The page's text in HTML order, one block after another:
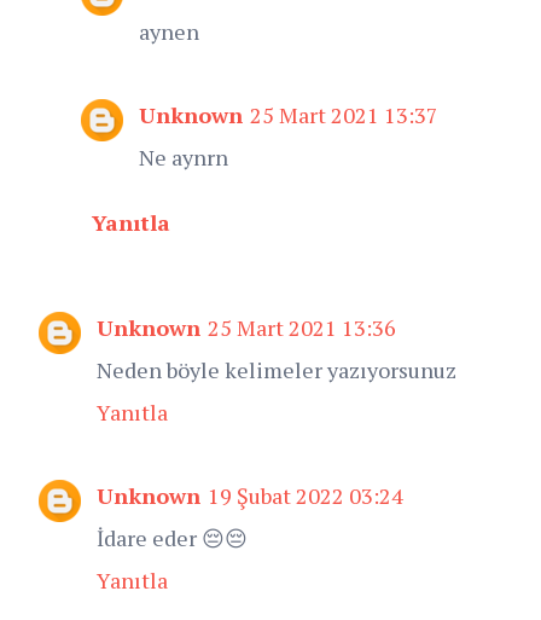
aynen
Unknown 25 Mart 2021 13:37
Ne aynrn
Yanıtla
Unknown 25 Mart 2021 13:36
Neden böyle kelimeler yazıyorsunuz
Yanıtla
Unknown 19 Şubat 2022 03:24
İdare eder 😔😔
Yanıtla